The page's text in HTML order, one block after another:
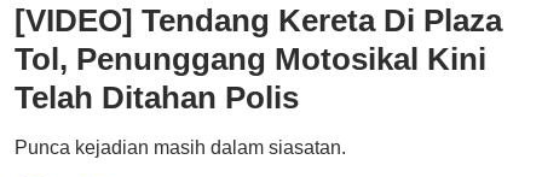
[VIDEO] Tendang Kereta Di Plaza
Tol, Penunggang Motosikal Kini
Telah Ditahan Polis
Punca kejadian masih dalam siasatan.